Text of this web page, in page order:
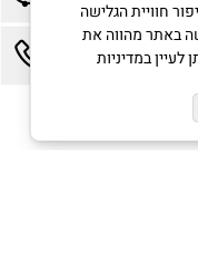
חוויית הגלישה
באתר מהווה את
במדיניות